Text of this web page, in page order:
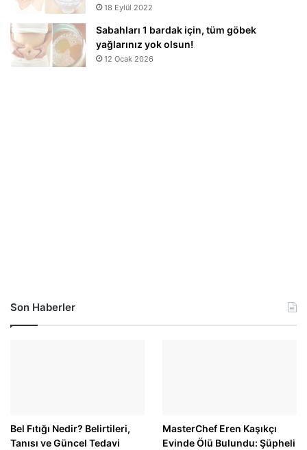
18 Eylül 2022
Sabahları 1 bardak için, tüm göbek
yağlarınız yok olsun!
12 Ocak 2026
Son Haberler
Bel Fıtığı Nedir? Belirtileri,
Tanısı ve Güncel Tedavi
MasterChef Eren Kaşıkçı
Evinde Ölü Bulundu: Şüpheli